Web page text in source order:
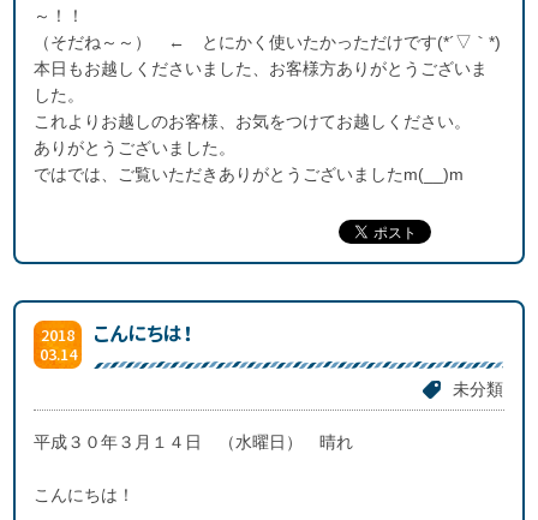
～！！
（そだね～～） ← とにかく使いたかっただけです(*´▽｀*)
本日もお越しくださいました、お客様方ありがとうございま
した。
これよりお越しのお客様、お気をつけてお越しください。
ありがとうございました。
ではでは、ご覧いただきありがとうございましたm(__)m
2018
03.14
こんにちは！
未分類
平成３０年３月１４日 （水曜日） 晴れ
こんにちは！